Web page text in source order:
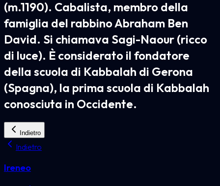
(m.1190). Cabalista, membro della
famiglia del rabbino Abraham Ben
David. Si chiamava Sagi-Naour (ricco
di luce). È considerato il fondatore
della scuola di Kabbalah di Gerona
(Spagna), la prima scuola di Kabbalah
conosciuta in Occidente.
Indietro
Indietro
Ireneo